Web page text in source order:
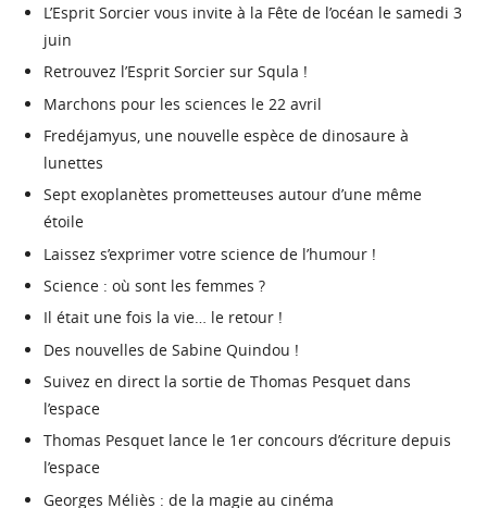
L’Esprit Sorcier vous invite à la Fête de l’océan le samedi 3
juin
Retrouvez l’Esprit Sorcier sur Squla !
Marchons pour les sciences le 22 avril
Fredéjamyus, une nouvelle espèce de dinosaure à
lunettes
Sept exoplanètes prometteuses autour d’une même
étoile
Laissez s’exprimer votre science de l’humour !
Science : où sont les femmes ?
Il était une fois la vie… le retour !
Des nouvelles de Sabine Quindou !
Suivez en direct la sortie de Thomas Pesquet dans
l’espace
Thomas Pesquet lance le 1er concours d’écriture depuis
l’espace
Georges Méliès : de la magie au cinéma